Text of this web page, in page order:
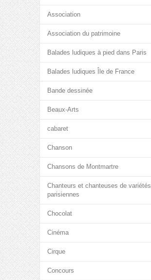
Association
Association du patrimoine
Balades ludiques à pied dans Paris
Balades ludiques Île de France
Bande dessinée
Beaux-Arts
cabaret
Chanson
Chansons de Montmartre
Chanteurs et chanteuses de variétés
parisiennes
Chocolat
Cinéma
Cirque
Concours